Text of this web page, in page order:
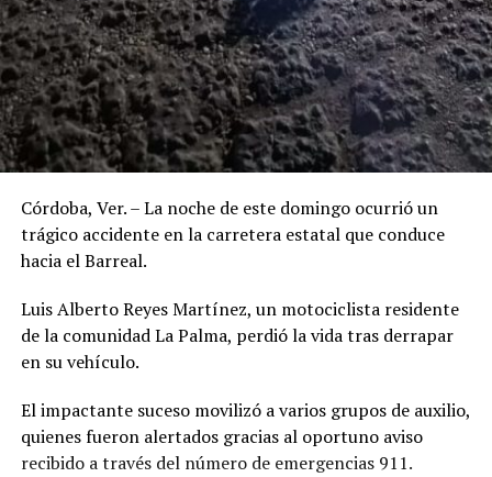
Córdoba, Ver. – La noche de este domingo ocurrió un
trágico accidente en la carretera estatal que conduce
hacia el Barreal.
Luis Alberto Reyes Martínez, un motociclista residente
de la comunidad La Palma, perdió la vida tras derrapar
en su vehículo.
El impactante suceso movilizó a varios grupos de auxilio,
quienes fueron alertados gracias al oportuno aviso
recibido a través del número de emergencias 911.